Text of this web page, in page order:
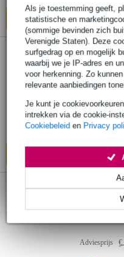
Als je toestemming geeft,
statistische en
(sommige bevinden zich
Verenigde Staten). Deze
surfgedrag op en mogelijk
waarbij we je IP-adres en
voor herkenning. Zo
relevante aanbiedingen
Je kunt je
intrekken via de cookie-
Cookiebeleid en Privacy
In
Adviesprijs €
Op
In
Adviesprijs €